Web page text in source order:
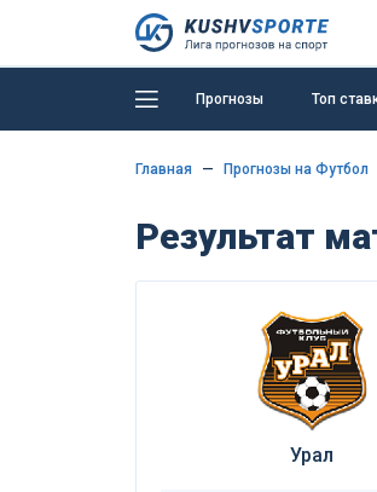
Прогнозы Топ
Главная Прогнозы на Футбол
Результат
Урал